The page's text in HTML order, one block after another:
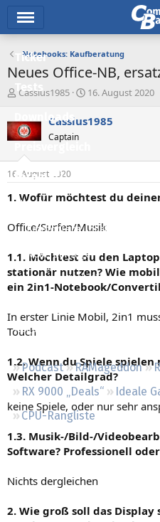
Ticker
Tests
Downloads
Preisvergleich
Forum
Aktuelles
Empfohlene Inhalte
Neue Beiträge
Neueste Aktivitäten
Regeln
Podcast RAMageddon
RX 9000 „Deals“
Ideale
CPU-Rangliste
Notebooks: Kaufberatung
Neues Office-NB,
E
t
e
e
r
Cassius1985
E
s
t
a
16. August 2020
Cassius1985
Captain
16. August 2020
1. Wofür möchtest du
Office/Surfen/Musik
1.1. Möchtest du den
stationär nutzen? Wie
ein 2in1-Notebook/
In erster Linie Mobil, 2in1
Touch
1.2. Wenn du Spiele
Welcher Detailgrad?
keine Spiele, oder nur sehr
1.3. Musik-/Bild-/
Software? Professionell
Nichts dergleichen
2. Wie groß soll das Display